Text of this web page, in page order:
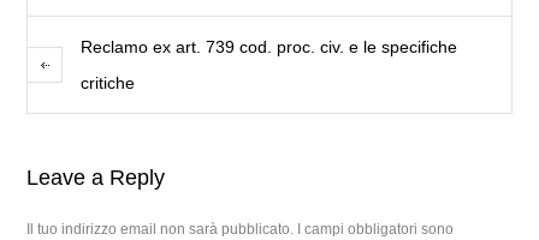
Reclamo ex art. 739 cod. proc. civ. e le specifiche
critiche
Leave a Reply
Il tuo indirizzo email non sarà pubblicato.
I campi obbligatori sono